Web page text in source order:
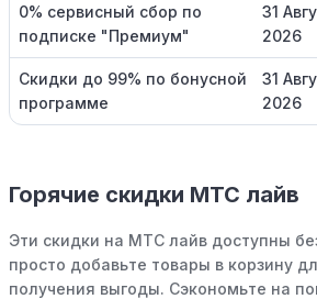
0% сервисный сбор по
подписке "Премиум"
31
2026
Скидки до 99% по бонусной
программе
31
2026
Горячие скидки МТС лайв
Эти скидки на МТС лайв доступны
просто добавьте товары в корзину
получения выгоды. Сэкономьте на